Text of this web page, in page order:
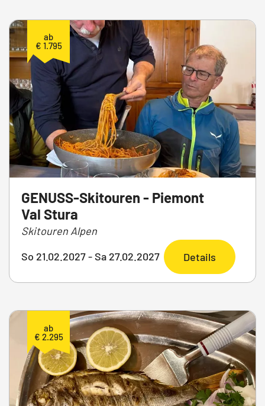
ab
€ 1.795
GENUSS-Skitouren - Piemont
Val Stura
Skitouren Alpen
So 21.02.2027 - Sa 27.02.2027
Details
ab
€ 2.295